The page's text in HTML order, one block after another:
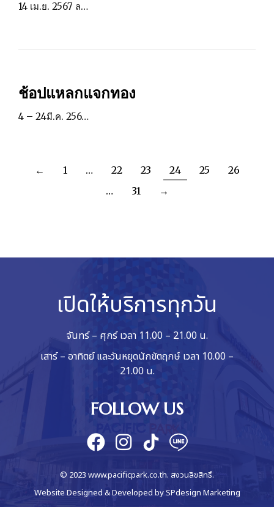
14 เม.ย. 2567 ล…
ช้อปแหลกแจกทอง
4 – 24มี.ค. 256…
← 1 … 22 23 24 25
26
…
31 →
เปิดให้บริการทุกวัน
จันทร์ – ศุกร์ เวลา 11.00 – 21.00 น.
เสาร์ – อาทิตย์ และวันหยุดนักขัตฤกษ์ เวลา 10.00 –
21.00 น.
FOLLOW US
© 2023 www.pacificpark.co.th. สงวนลิขสิทธิ์.
Website Designed & Developed bySPdesign Marketing